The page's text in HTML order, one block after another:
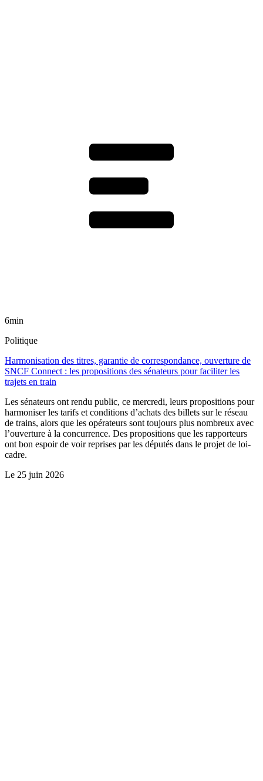
6min
Politique
Harmonisation des titres, garantie de correspondance, ouverture de
SNCF Connect : les propositions des sénateurs pour faciliter les
trajets en train
Les sénateurs ont rendu public, ce mercredi, leurs propositions pour
harmoniser les tarifs et conditions d’achats des billets sur le réseau
de trains, alors que les opérateurs sont toujours plus nombreux avec
l’ouverture à la concurrence. Des propositions que les rapporteurs
ont bon espoir de voir reprises par les députés dans le projet de loi-
cadre.
Le 25 juin 2026